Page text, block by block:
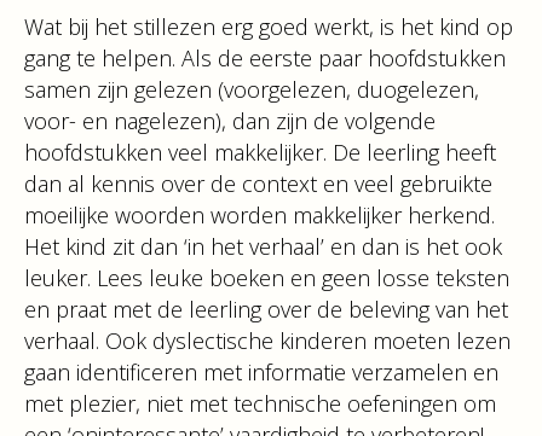
Wat bij het stillezen erg goed werkt, is het kind op
gang te helpen. Als de eerste paar hoofdstukken
samen zijn gelezen (voorgelezen, duogelezen,
voor- en nagelezen), dan zijn de volgende
hoofdstukken veel makkelijker. De leerling heeft
dan al kennis over de context en veel gebruikte
moeilijke woorden worden makkelijker herkend.
Het kind zit dan ‘in het verhaal’ en dan is het ook
leuker. Lees leuke boeken en geen losse teksten
en praat met de leerling over de beleving van het
verhaal. Ook dyslectische kinderen moeten lezen
gaan identificeren met informatie verzamelen en
met plezier, niet met technische oefeningen om